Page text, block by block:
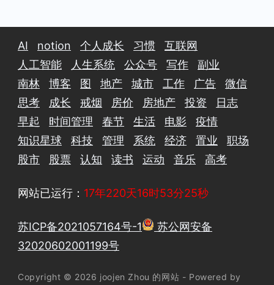
AI notion 个人成长 习惯
互联网
人工智能
人生系统 公众号 写作
副业
南林
博客 图 地产 城市 工作 广告
微信
思考
成长 戒烟 房价 房地产 投资
日志
早起
时间管理 春节 生活 电影
疫情
知识星球
科技 管理 系统 经济 置业
职场
股市
股票 认知 读书 运动 音乐 高考
网站已运行： 17年220天16时53分26秒
苏ICP备2021057164号-1
苏公网安备
32020602001199号
Copyright © 2026 joojen Zhou 的网站 - Powered by